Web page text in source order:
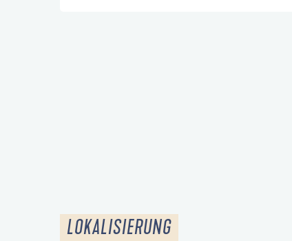
LOKALISIERUNG